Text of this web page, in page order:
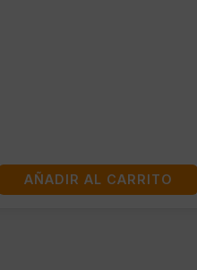
AÑADIR AL CARRITO